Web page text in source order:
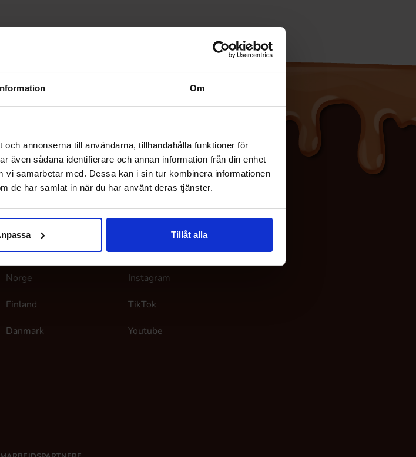
Om
annonserna till användarna, tillhandahålla funktioner för
även sådana identifierare och annan information från din enhet
samarbetar med. Dessa kan i sin tur kombinera informationen
de har samlat in när du har använt deras tjänster.
Tillåt alla
Her finder du os
Sverige
Norge
Finland
Danmark
Facebook
Instagram
TikTok
Youtube